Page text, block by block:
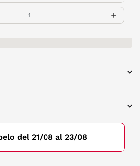
del 21/08 al 23/08